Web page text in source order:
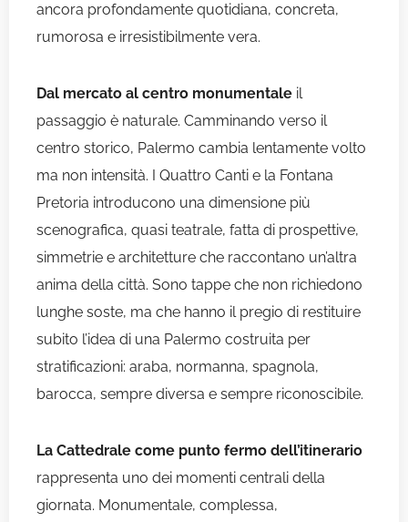
ancora profondamente quotidiana, concreta,
rumorosa e irresistibilmente vera.
Dal mercato al centro monumentale il
passaggio è naturale. Camminando verso il
centro storico, Palermo cambia lentamente volto
ma non intensità. I Quattro Canti e la Fontana
Pretoria introducono una dimensione più
scenografica, quasi teatrale, fatta di prospettive,
simmetrie e architetture che raccontano un’altra
anima della città. Sono tappe che non richiedono
lunghe soste, ma che hanno il pregio di restituire
subito l’idea di una Palermo costruita per
stratificazioni: araba, normanna, spagnola,
barocca, sempre diversa e sempre riconoscibile.
La Cattedrale come punto fermo dell’itinerario
rappresenta uno dei momenti centrali della
giornata. Monumentale, complessa,